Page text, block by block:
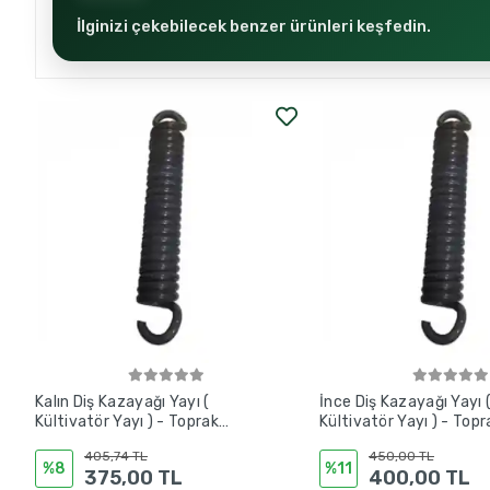
İlginizi çekebilecek benzer ürünleri keşfedin.
Kalın Diş Kazayağı Yayı (
Kültivatör Yayı ) - Toprak
%8
405,74 TL
375,00 TL
İnce Diş Kazayağı Yayı
Kültivatör Yayı ) -
%11
450,00 TL
400,00 TL